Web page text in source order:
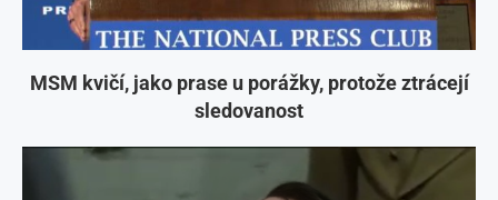
MSM kvičí, jako prase u porážky, protože ztrácejí
sledovanost